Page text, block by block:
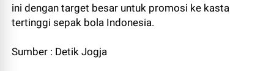
ini dengan target besar untuk promosi ke kasta
tertinggi sepak bola Indonesia.
Sumber : Detik Jogja